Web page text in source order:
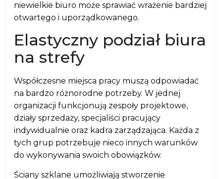
niewielkie biuro może sprawiać wrażenie bardziej
otwartego i uporządkowanego.
Elastyczny podział biura
na strefy
Współczesne miejsca pracy muszą odpowiadać
na bardzo różnorodne potrzeby. W jednej
organizacji funkcjonują zespoły projektowe,
działy sprzedaży, specjaliści pracujący
indywidualnie oraz kadra zarządzająca. Każda z
tych grup potrzebuje nieco innych warunków
do wykonywania swoich obowiązków.
Ściany szklane umożliwiają stworzenie